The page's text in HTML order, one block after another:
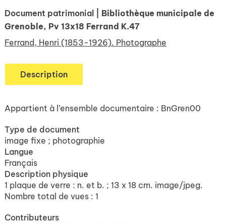
Document patrimonial
| Bibliothèque municipale de
Grenoble, Pv 13x18 Ferrand K.47
Ferrand, Henri (1853-1926). Photographe
Description
Appartient à l’ensemble documentaire : BnGren00
Type de document
image fixe ; photographie
Langue
Français
Description physique
1 plaque de verre : n. et b. ; 13 x 18 cm. image/jpeg.
Nombre total de vues : 1
Contributeurs